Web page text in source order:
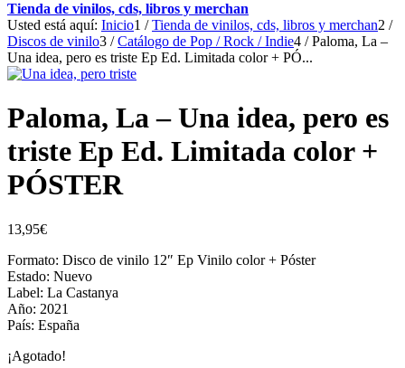
Tienda de vinilos, cds, libros y merchan
Usted está aquí: Inicio1 / Tienda de vinilos, cds, libros y merchan2 /
Discos de vinilo3 / Catálogo de Pop / Rock / Indie4 / Paloma, La –
Una idea, pero es triste Ep Ed. Limitada color + PÓ...
Paloma, La – Una idea, pero es
triste Ep Ed. Limitada color +
PÓSTER
13,95€
Formato: Disco de vinilo 12″ Ep Vinilo color + Póster
Estado: Nuevo
Label: La Castanya
Año: 2021
País: España
¡Agotado!